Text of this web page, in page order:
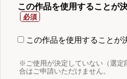
この作品を使用することが
この作品を使用することが
※ご使用が決定していない（選定
合はご申請いただけません。